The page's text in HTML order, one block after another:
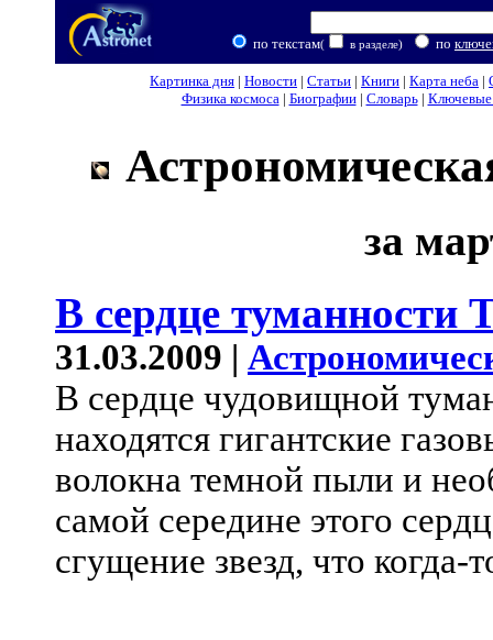
по текстам( в разделе) по
Картинка дня | Новости | Статьи | Книги | Карта неба |
Физика космоса| Биографии| Словарь| Ключевые
за
В сердце туманности
31.03.2009 |
В сердце чудовищной
находятся гигантские
волокна темной пыли и
самой середине этого
сгущение звезд, что когда-